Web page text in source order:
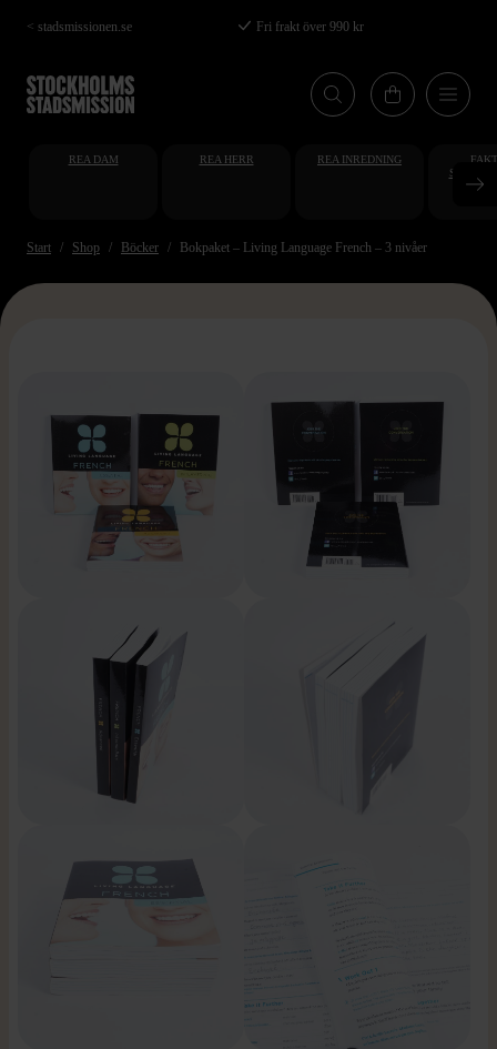
Hoppa
till
huvudinnehåll
< stadsmissionen.se Fri frakt över 990 kr
REA DAM REA HERR REA INREDNING
Start Shop Böcker Bokpaket – Living Language French – 3 nivåer
>